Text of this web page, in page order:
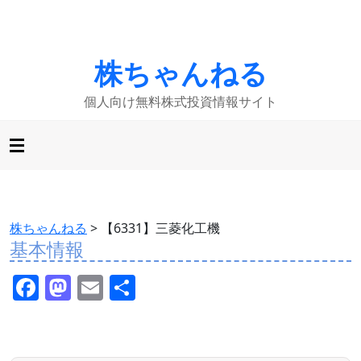
株ちゃんねる
個人向け無料株式投資情報サイト
株ちゃんねる > 【6331】三菱化工機
基本情報
F M E